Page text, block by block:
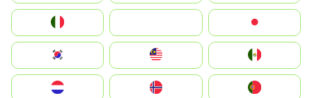
South Korea